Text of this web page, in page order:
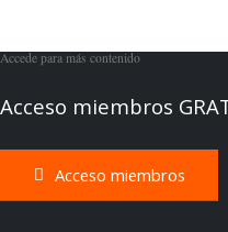
Accede para más contenido
Acceso miembros
Acceso miembros